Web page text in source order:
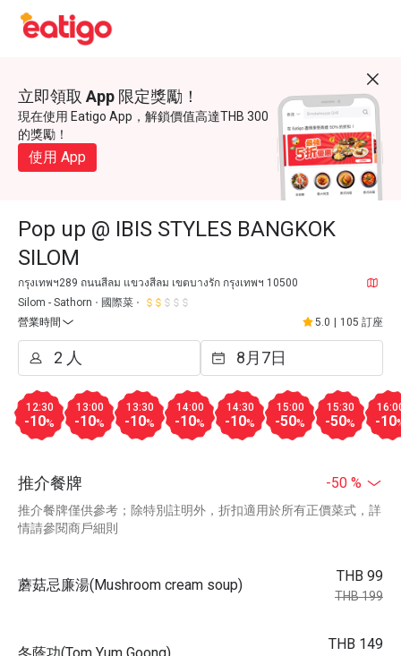
立即領取 App 限定獎勵！
現在使用 Eatigo App，解鎖價值高達THB 300
的獎勵！
使用 App
Pop up @ IBIS STYLES BANGKOK
SILOM
กรุงเทพฯ289 ถนนสีลม แขวงสีลม เขตบางรัก กรุงเทพฯ 10500
Silom - Sathorn
國際菜
營業時間
5.0 105 訂座
12:30
-10%
13:00
-10%
13:30
-10%
14:00
-10%
14:30
-10%
15:00
-50%
15:30
-50% -10
推介餐牌 -50 %
推介餐牌僅供參考；除特別註明外，折扣適用於所有正價菜式，詳
情請參閱商戶細則
蘑菇忌廉湯(Mushroom cream soup)
THB 99
THB 199
THB 149